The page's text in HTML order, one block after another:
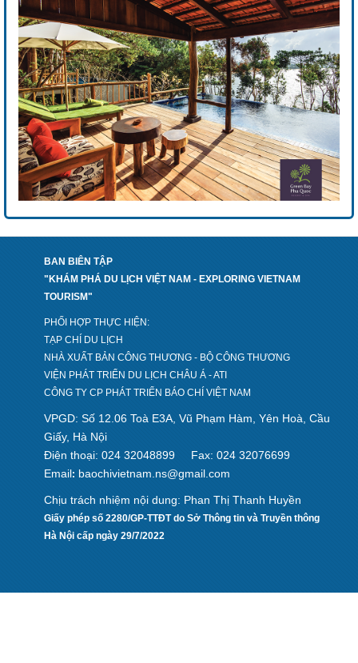
BAN BIÊN TẬP
"KHÁM PHÁ DU LỊCH VIỆT NAM - EXPLORING VIETNAM
TOURISM"
PHỐI HỢP THỰC HIỆN:
TẠP CHÍ DU LỊCH
NHÀ XUẤT BẢN CÔNG THƯƠNG - BỘ CÔNG THƯƠNG
VIỆN PHÁT TRIỂN DU LỊCH CHÂU Á - ATI
CÔNG TY CP PHÁT TRIỂN BÁO CHÍ VIỆT NAM
VPGD: Số 12.06 Toà E3A, Vũ Phạm Hàm, Yên Hoà, Cầu
Giấy, Hà Nội
Điện thoại: 024 32048899
Fax: 024 32076699
Email: baochivietnam.ns@gmail.com
Chịu trách nhiệm nội dung: Phan Thị Thanh Huyền
Giấy phép số 2280/GP-TTĐT do Sở Thông tin và Truyền thông
Hà Nội cấp ngày 29/7/2022